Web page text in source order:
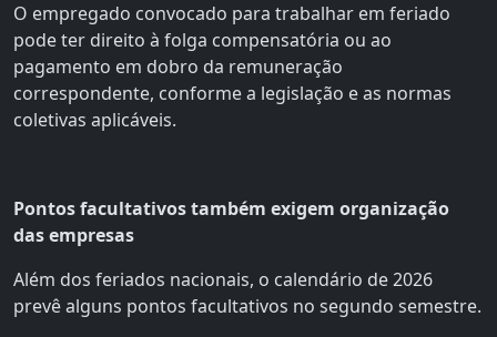
O empregado convocado para trabalhar em feriado
pode ter direito à folga compensatória ou ao
pagamento em dobro da remuneração
correspondente, conforme a legislação e as normas
coletivas aplicáveis.
Pontos facultativos também exigem organização
das empresas
Além dos feriados nacionais, o calendário de 2026
prevê alguns pontos facultativos no segundo semestre.